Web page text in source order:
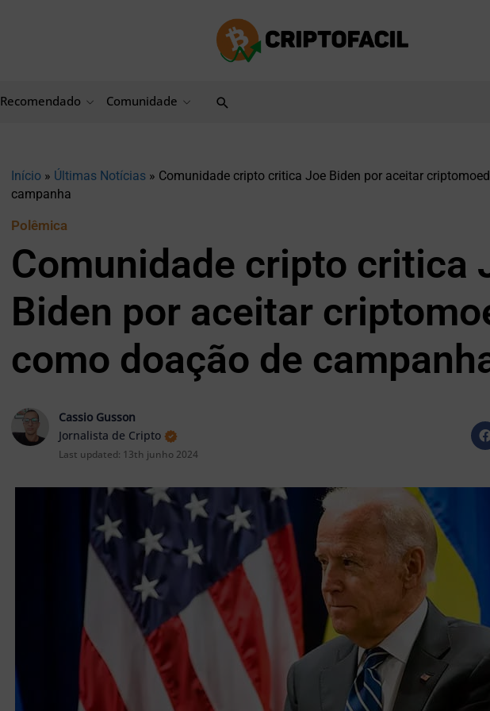
Recomendado Comunidade Pesquisar
Início » Últimas Notícias » Comunidade cripto critica Joe Biden por aceitar
campanha
Polêmica
Comunidade cripto critica
Biden por aceitar
como doação de
Cassio Gusson
Jornalista de Cripto
Last updated: 13th junho 2024